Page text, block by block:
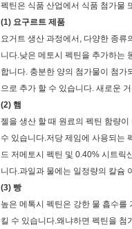
펙틴은 식품 산업에서 식품 첨가물
(1) 요구르트 제품
요거트 생산 과정에서, 다양한 종류
니다.낮은 메토시 펙틴을 추가하는
합니다. 충분한 양의 첨가물이 첨가
으로 추가 할 수 있습니다. 새로운
(2) 햄
젤을 생산 할 때 원료의 펙틴 함량
수 있습니다.저당 제임에 사용되는
드 저메토시 펙틴 및 0.40% 시트릭
니다.과일과 물에는 일정량의 칼슘
(3) 빵
높은 메톡시 펙틴은 강한 물 흡수를
킬 수 있습니다.왜냐하면 펙틴을 첨